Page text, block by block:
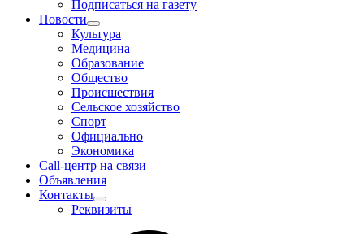
Подписаться на газету
Новости
Культура
Медицина
Образование
Общество
Происшествия
Сельское хозяйство
Спорт
Официально
Экономика
Call-центр на связи
Объявления
Контакты
Реквизиты